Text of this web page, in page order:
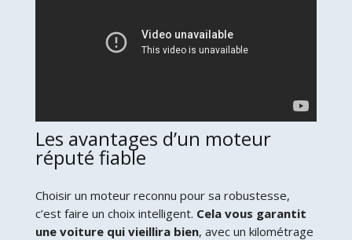
Les avantages d’un moteur
réputé fiable
Choisir un moteur reconnu pour sa robustesse,
c’est faire un choix intelligent. Cela vous garantit
une voiture qui vieillira bien, avec un kilométrage